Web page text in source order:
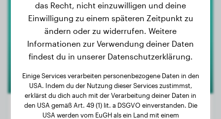
Luna
das Recht, nicht einzuwilligen und deine
Einwilligung zu einem späteren Zeitpunkt zu
ändern oder zu widerrufen. Weitere
Informationen zur Verwendung deiner Daten
findest du in unserer Datenschutzerklärung.
Einige Services verarbeiten personenbezogene Daten in den
USA. Indem du der Nutzung dieser Services zustimmst,
erklärst du dich auch mit der Verarbeitung deiner Daten in
den USA gemäß Art. 49 (1) lit. a DSGVO einverstanden. Die
USA werden vom EuGH als ein Land mit einem